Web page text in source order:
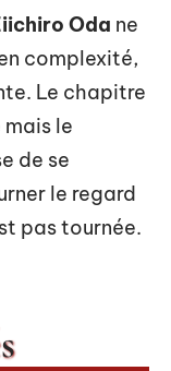
Oda ne
complexité,
Le chapitre
mais le
de se
le regard
pas tournée.